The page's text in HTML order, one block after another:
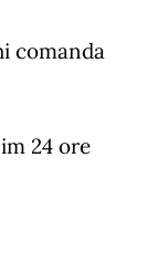
comanda
24 ore